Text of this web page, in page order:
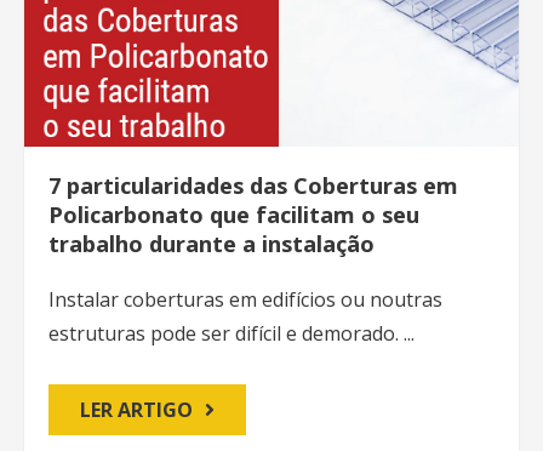
7 particularidades das Coberturas em
Policarbonato que facilitam o seu
trabalho durante a instalação
Instalar coberturas em edifícios ou noutras
estruturas pode ser difícil e demorado. ...
LER ARTIGO